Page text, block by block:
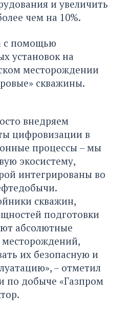
и увеличить
чем на 10%.
с помощью
установок на
месторождении
скважины.
внедряем
цифровизации в
процессы – мы
экосистему,
интегрированы во
скважин,
подготовки
абсолютные
их безопасную и
– отметил
по добыче «Газпром